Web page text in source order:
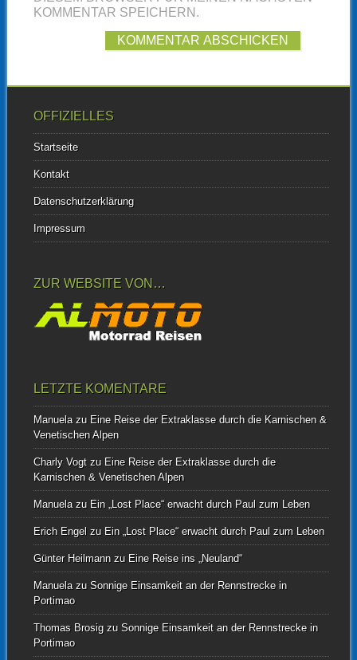
KOMMENTAR SPEICHERN.
OFFIZIELLES
Startseite
Kontakt
Datenschutzerklärung
Impressum
ZUR WEBSITE VON…
LETZTE KOMENTARE
Manuelazu Eine Reise der Extraklasse durch die Karnischen &
Venetischen Alpen
Charly Vogtzu Eine Reise der Extraklasse durch die
Karnischen & Venetischen Alpen
Manuelazu Ein „Lost Place“ erwacht durch Paul zum Leben
Erich Engelzu Ein „Lost Place“ erwacht durch Paul zum Leben
Günter Heilmannzu Eine Reise ins „Neuland“
Manuelazu Sonnige Einsamkeit an der Rennstrecke in
Portimao
Thomas Brosigzu Sonnige Einsamkeit an der Rennstrecke in
Portimao